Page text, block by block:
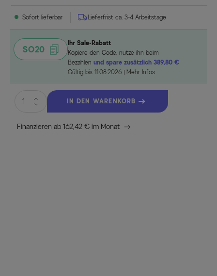
Sofort lieferbar Lieferfrist ca. 3-4 Arbeitstage
SO20
Ihr Sale-Rabatt
Kopiere den Code, nutze ihn beim
Bezahlenund spare zusätzlich 389,80 €
Gültig bis 11.08.2026
Mehr Infos
IN DEN WARENKORB
Finanzieren ab 162,42 € im Monat